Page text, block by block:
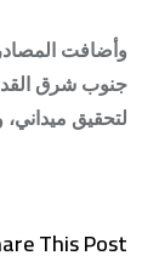
وأضافت
جنوب شرق
لتحقيق
This Post: